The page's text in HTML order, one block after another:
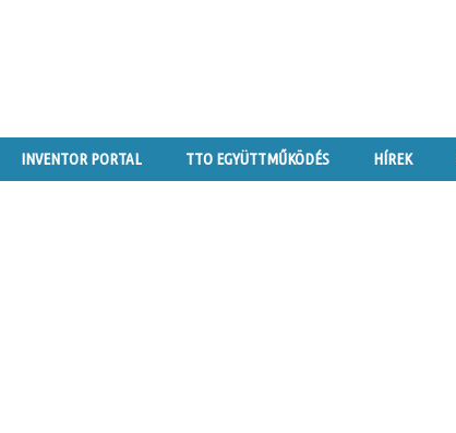
INVENTOR PORTAL TTO EGYÜTTMŰKÖDÉS HÍREK